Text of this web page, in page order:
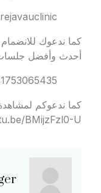
أحدث وأفضل جلسات
كما ندعوكم لمشاهدة
BMijzFzl0-U